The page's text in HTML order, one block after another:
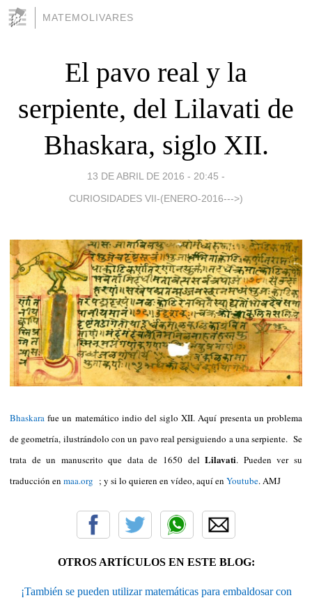
MATEMOLIVARES
El pavo real y la
serpiente, del Lilavati de
Bhaskara, siglo XII.
13 DE ABRIL DE 2016 - 20:45 -
CURIOSIDADES VII-(ENERO-2016--->)
Bhaskara fue un matemático indio del siglo XII. Aquí presenta un problema
de geometría, ilustrándolo con un pavo real persiguiendo a una serpiente. Se
trata de un manuscrito que data de 1650 delLilavati. Pueden ver su
traducción en maa.org ; y si lo quieren en vídeo, aquí en Youtube. AMJ
OTROS ARTÍCULOS EN ESTE BLOG:
¡También se pueden utilizar matemáticas para embaldosar con